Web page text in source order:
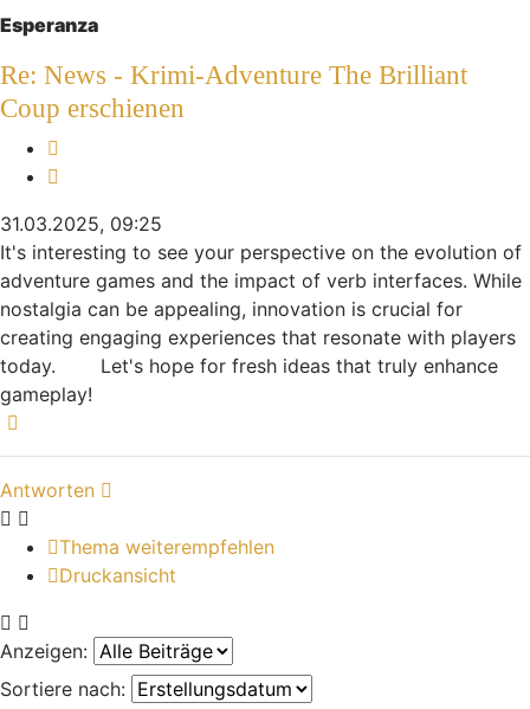
Esperanza
Re: News - Krimi-Adventure The Brilliant
Coup erschienen
31.03.2025, 09:25
It's interesting to see your perspective on the evolution of
adventure games and the impact of verb interfaces. While
nostalgia can be appealing, innovation is crucial for
creating engaging experiences that resonate with players
today.
Let's hope for fresh ideas that truly enhance
gameplay!
Antworten
Thema weiterempfehlen
Druckansicht
Anzeigen:
Sortiere nach: